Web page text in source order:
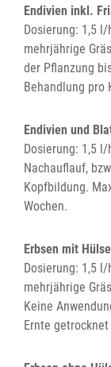
Endivien inkl.
Dosierung: 1,5
mehrjährige
der Pflanzung
Behandlung pro
Endivien und
Dosierung: 1,5
Nachauflauf,
Kopfbildung.
Wochen.
Erbsen mit
Dosierung: 1,5
mehrjährige
Keine
Ernte